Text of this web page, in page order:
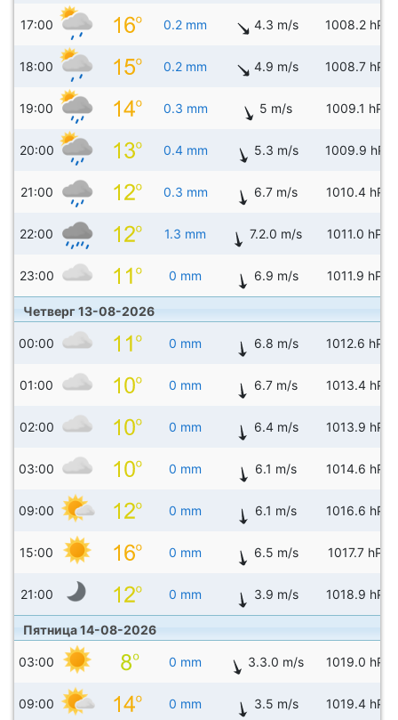
17:00 0.2 mm 4.3 m/s 1008.2 hPa
18:00 0.2 mm 4.9 m/s 1008.7 hPa
19:00 0.3 mm 5 m/s 1009.1 hPa
20:00 0.4 mm 5.3 m/s 1009.9 hPa
21:00 0.3 mm 6.7 m/s 1010.4 hPa
22:00 1.3 mm 7.2.0 m/s 1011.0 hPa
23:00 0 mm 6.9 m/s 1011.9 hPa
Четверг 13-08-2026
00:00 0 mm 6.8 m/s 1012.6 hPa
01:00 0 mm 6.7 m/s 1013.4 hPa
02:00 0 mm 6.4 m/s 1013.9 hPa
03:00 0 mm 6.1 m/s 1014.6 hPa
09:00 0 mm 6.1 m/s 1016.6 hPa
15:00 0 mm 6.5 m/s 1017.7 hPa
21:00 0 mm 3.9 m/s 1018.9 hPa
Пятница 14-08-2026
03:00 0 mm 3.3.0 m/s 1019.0 hPa
09:00 0 mm 3.5 m/s 1019.4 hPa